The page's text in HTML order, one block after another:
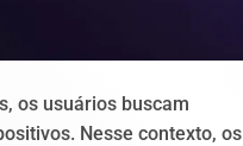
os usuários buscam
Nesse contexto, os